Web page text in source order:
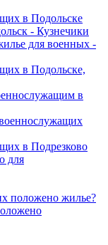
в Подольске
- Кузнечики
для военных -
в Подольске,
в
в Подрезково
для
положено жилье?